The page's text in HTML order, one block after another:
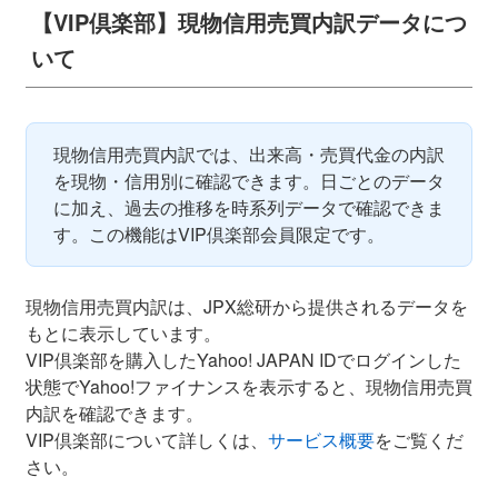
ッ
キ
プ
ワ
力
【VIP倶楽部】現物信用売買内訳データにつ
いて
現物信用売買内訳では、出来高・売買代金の内訳
を現物・信用別に確認できます。日ごとのデータ
に加え、過去の推移を時系列データで確認できま
す。この機能はVIP倶楽部会員限定です。
現物信用売買内訳は、JPX総研から提供されるデータを
もとに表示しています。
VIP倶楽部を購入したYahoo! JAPAN IDでログインした
状態でYahoo!ファイナンスを表示すると、現物信用売買
内訳を確認できます。
VIP倶楽部について詳しくは、 サービス概要をご覧くだ
さい。